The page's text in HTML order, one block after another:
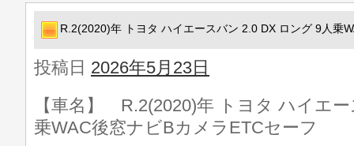
R.2(2020)年 トヨタ ハイエースバン 2.0 DX ロング 9人乗
投稿日 2026年5月23日
【車名】 R.2(2020)年 トヨタ ハイエ
乗WAC後窓ナビBカメラETCセーフ